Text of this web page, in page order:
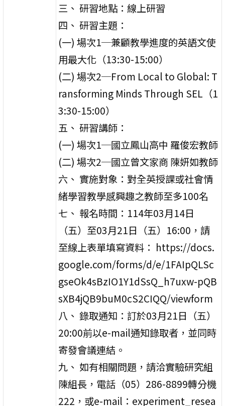
三、 研習地點：線上研習
四、 研習主題：
(一) 場次1─兼顧教學進度的英語文使
用最大化（13:30-15:00）
(二) 場次2─From Local to Global: T
ransforming Minds Through SEL（1
3:30-15:00）
五、 研習講師：
(一) 場次1─國立鳳山高中 羅俊宏教師
(二) 場次2─國立曾文家商 陳妍如教師
六、 實施對象：對全英授課或社會情
緒學習教學感興趣之教師至多100名
七、 報名時間：114年03月14日
（五）至03月21日（五）16:00，請
至線上表單填寫資料： https://docs.
google.com/forms/d/e/1FAIpQLSc
gseOk4sBzIO1Y1dSsQ_h7uxw-pQB
sXB4jQB9buM0cS2CIQQ/viewform
八、 錄取通知：訂於03月21日（五）
20:00前以e-mail通知錄取者，並同時
寄發會議連結。
九、 如有相關問題，請洽實驗研究組
陳組長，電話（05）286-8899轉分機
222，或e-mail：experiment_resea